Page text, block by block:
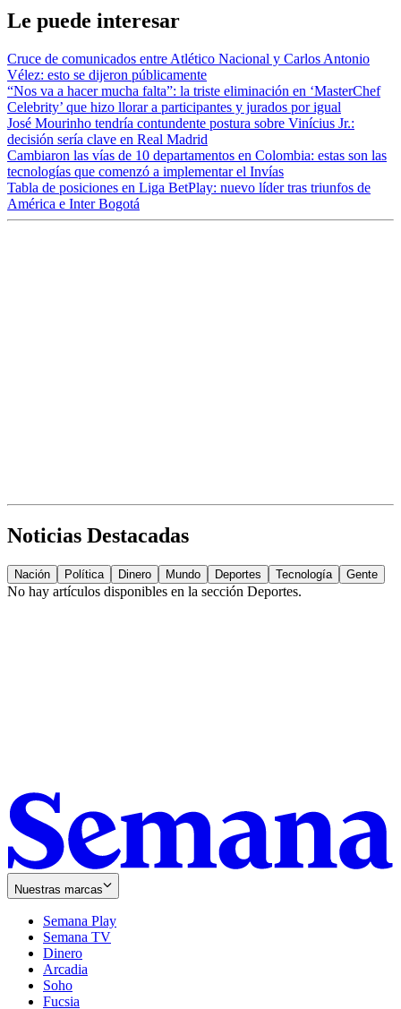
Le puede interesar
Cruce de comunicados entre Atlético Nacional y Carlos Antonio
Vélez: esto se dijeron públicamente
“Nos va a hacer mucha falta”: la triste eliminación en ‘MasterChef
Celebrity’ que hizo llorar a participantes y jurados por igual
José Mourinho tendría contundente postura sobre Vinícius Jr.:
decisión sería clave en Real Madrid
Cambiaron las vías de 10 departamentos en Colombia: estas son las
tecnologías que comenzó a implementar el Invías
Tabla de posiciones en Liga BetPlay: nuevo líder tras triunfos de
América e Inter Bogotá
Noticias Destacadas
Nación Política Dinero Mundo Deportes Tecnología Gente
No hay artículos disponibles en la sección Deportes.
Nuestras marcas
Semana Play
Semana TV
Dinero
Arcadia
Soho
in
Fucsia